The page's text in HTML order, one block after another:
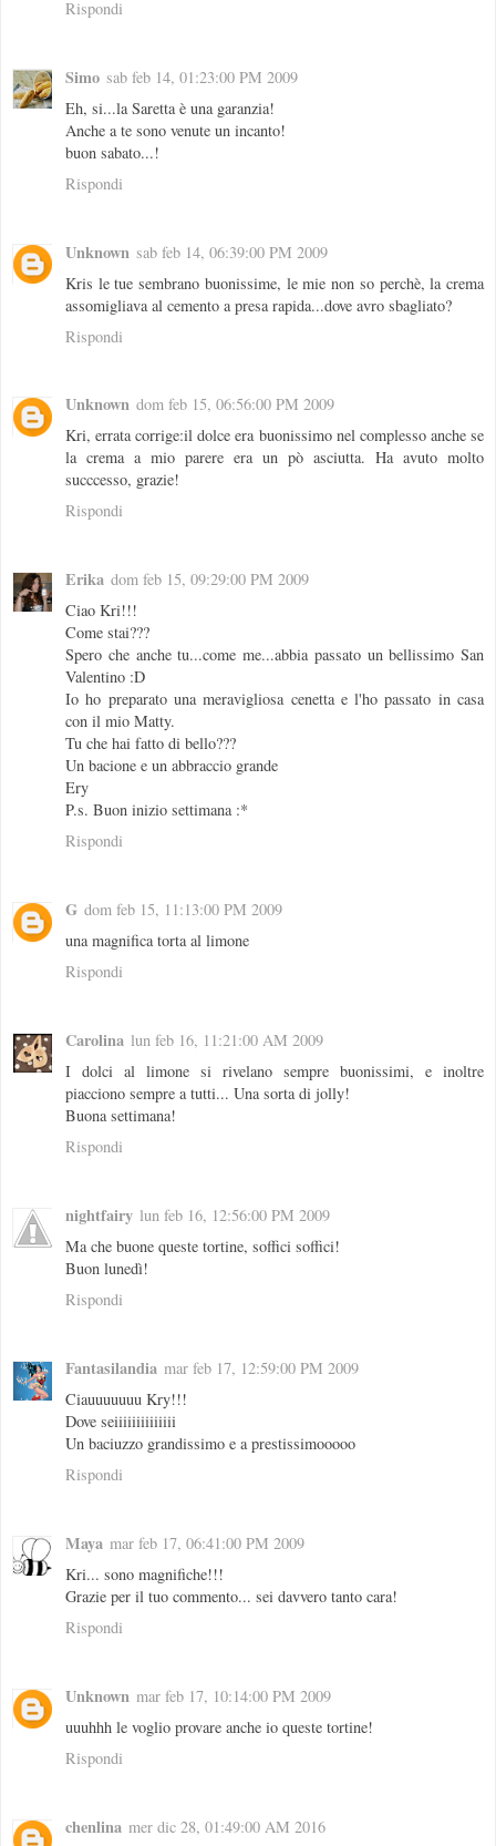
Rispondi
Simo sab feb 14, 01:23:00 PM 2009
Eh, si...la Saretta è una garanzia!
Anche a te sono venute un incanto!
buon sabato...!
Rispondi
Unknown sab feb 14, 06:39:00 PM 2009
Kris le tue sembrano buonissime, le mie non so perchè, la crema
assomigliava al cemento a presa rapida...dove avro sbagliato?
Rispondi
Unknown dom feb 15, 06:56:00 PM 2009
Kri, errata corrige:il dolce era buonissimo nel complesso anche se
la crema a mio parere era un pò asciutta. Ha avuto molto
succcesso, grazie!
Rispondi
Erika dom feb 15, 09:29:00 PM 2009
Ciao Kri!!!
Come stai???
Spero che anche tu...come me...abbia passato un bellissimo San
Valentino :D
Io ho preparato una meravigliosa cenetta e l'ho passato in casa
con il mio Matty.
Tu che hai fatto di bello???
Un bacione e un abbraccio grande
Ery
P.s. Buon inizio settimana :*
Rispondi
G dom feb 15, 11:13:00 PM 2009
una magnifica torta al limone
Rispondi
Carolina lun feb 16, 11:21:00 AM 2009
I dolci al limone si rivelano sempre buonissimi, e inoltre
piacciono sempre a tutti... Una sorta di jolly!
Buona settimana!
Rispondi
nightfairy lun feb 16, 12:56:00 PM 2009
Ma che buone queste tortine, soffici soffici!
Buon lunedì!
Rispondi
Fantasilandia mar feb 17, 12:59:00 PM 2009
Ciauuuuuuu Kry!!!
Dove seiiiiiiiiiiiiii
Un baciuzzo grandissimo e a prestissimooooo
Rispondi
Maya mar feb 17, 06:41:00 PM 2009
Kri... sono magnifiche!!!
Grazie per il tuo commento... sei davvero tanto cara!
Rispondi
Unknown mar feb 17, 10:14:00 PM 2009
uuuhhh le voglio provare anche io queste tortine!
Rispondi
chenlina mer dic 28, 01:49:00 AM 2016